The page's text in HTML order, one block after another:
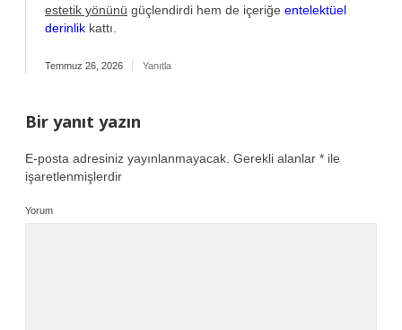
estetik yönünü güçlendirdi hem de içeriğe entelektüel
derinlik kattı.
Temmuz 26, 2026 Yanıtla
Bir yanıt yazın
E-posta adresiniz yayınlanmayacak. Gerekli alanlar * ile
işaretlenmişlerdir
Yorum